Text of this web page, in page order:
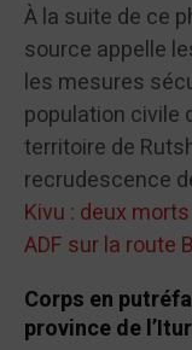
À la suite de ce
source appelle
les mesures
population civile
territoire de
recrudescence
Kivu : deux
ADF sur la route
Corps en
province de